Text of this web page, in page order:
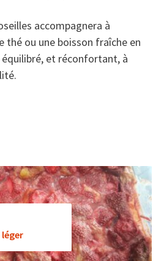
accompagnera à
thé ou une boisson fraîche en
et réconfortant, à